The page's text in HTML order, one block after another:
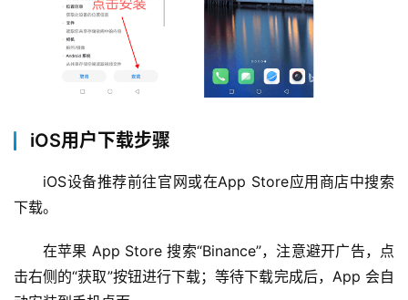
iOS用户下载步骤
iOS设备推荐前往官网或在App Store应用商店中搜索
下载。
在苹果 App Store 搜索“Binance”，注意避开广告，点
击右侧的“获取”按钮进行下载；等待下载完成后，App 会自